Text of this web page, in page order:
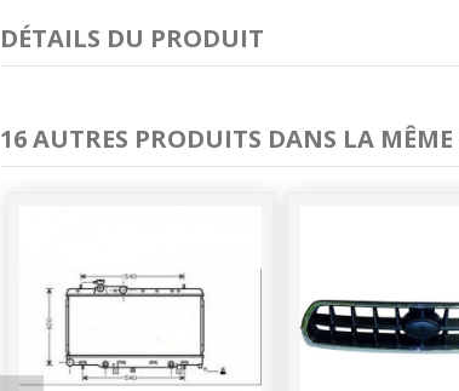
DÉTAILS DU PRODUIT
16 AUTRES PRODUITS DANS LA MÊME